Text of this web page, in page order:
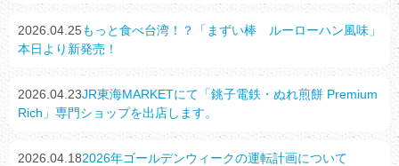
2026.04.25もっと食べ台湾！？「まずい棒 ルーローハン風味」
本日より新発売！
2026.04.23JR東海MARKETにて「銚子電鉄・ぬれ煎餅 Premium
Rich」専門ショップを出店します。
2026.04.182026年ゴールデンウィークの運転計画について